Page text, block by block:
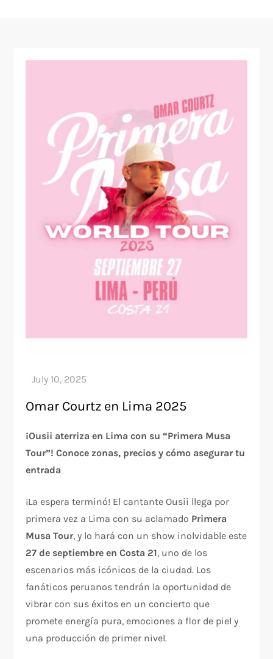
Omar Courtz en Lima 2025
¡Ousii aterriza en Lima con su “Primera Musa
Tour”! Conoce zonas, precios y cómo asegurar tu
entrada
¡La espera terminó! El cantante Ousii llega por
primera vez a Lima con su aclamado Primera
Musa Tour, y lo hará con un show inolvidable este
27 de septiembre en Costa 21, uno de los
escenarios más icónicos de la ciudad. Los
fanáticos peruanos tendrán la oportunidad de
vibrar con sus éxitos en un concierto que
promete energía pura, emociones a flor de piel y
una producción de primer nivel.